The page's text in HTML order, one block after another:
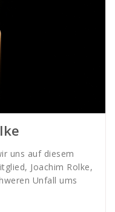
uns auf diesem
Joachim Rolke,
Unfall ums